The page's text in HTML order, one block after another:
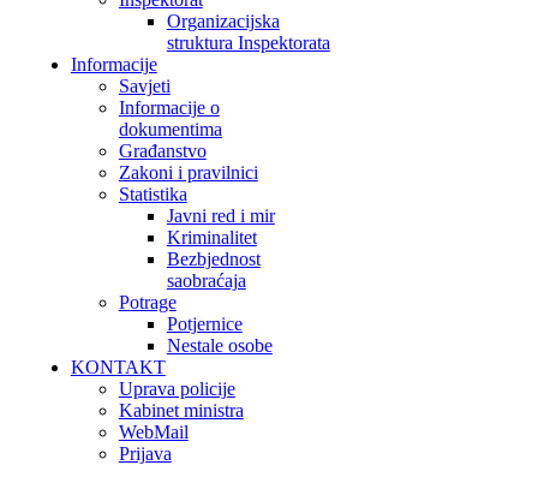
Organizacijska
struktura Inspektorata
Informacije
Savjeti
Informacije o
dokumentima
Građanstvo
Zakoni i pravilnici
Statistika
Javni red i mir
Kriminalitet
Bezbjednost
saobraćaja
Potrage
Potjernice
Nestale osobe
KONTAKT
Uprava policije
Kabinet ministra
WebMail
Prijava